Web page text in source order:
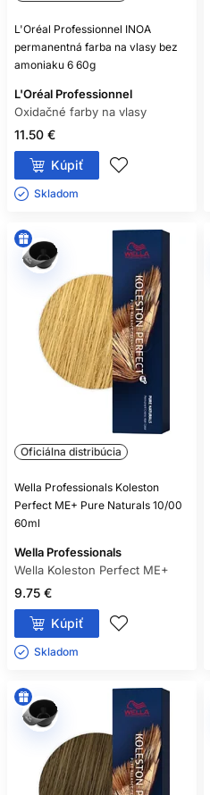
L'Oréal Professionnel INOA
permanentná farba na vlasy bez
amoniaku 6 60g
L'Oréal Professionnel
Oxidačné farby na vlasy
11.50 €
Kúpiť
Skladom ㅤ
Oficiálna distribúcia
Wella Professionals Koleston
Perfect ME+ Pure Naturals 10/00
60ml
Wella Professionals
Wella Koleston Perfect ME+
9.75 €
Kúpiť
Skladom ㅤ